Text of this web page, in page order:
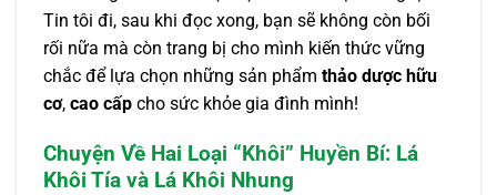
Tin tôi đi, sau khi đọc xong, bạn sẽ không còn bối
rối nữa mà còn trang bị cho mình kiến thức vững
chắc để lựa chọn những sản phẩm thảo dược hữu
cơ, cao cấp cho sức khỏe gia đình mình!
Chuyện Về Hai Loại “Khôi” Huyền Bí: Lá
Khôi Tía và Lá Khôi Nhung